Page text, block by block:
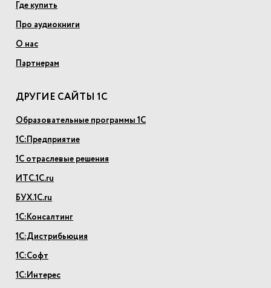
Где купить
Про аудиокниги
О нас
Партнерам
ДРУГИЕ САЙТЫ 1С
Образовательные программы 1С
1С:Предприятие
1С отраслевые решения
ИТС.1С.ru
БУХ.1С.ru
1С:Консалтинг
1С:Дистрибьюция
1С:Софт
1С:Интерес